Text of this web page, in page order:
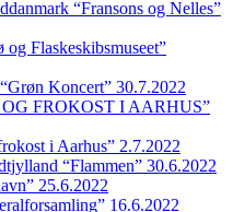
“Fransons og Nelles”
Flaskeskibsmuseet”
Koncert” 30.7.2022
OG FROKOST I AARHUS”
i Aarhus” 2.7.2022
“Flammen” 30.6.2022
25.6.2022
16.6.2022